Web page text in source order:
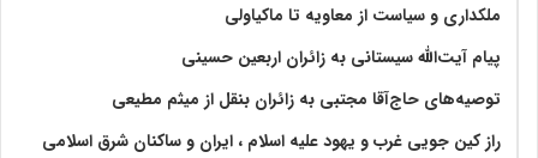
ملکداری و سیاست از معاویه تا ماکیاولی
پیام آیت‌الله سیستانی به زائران اربعین حسینی
توصیه‌های حاج‌آقا مجتبی به زائران بنقل از میثم مطیعی
راز کین جویی غرب و یهود علیه اسلام ، ایران و ساکنان شرق اسلامی